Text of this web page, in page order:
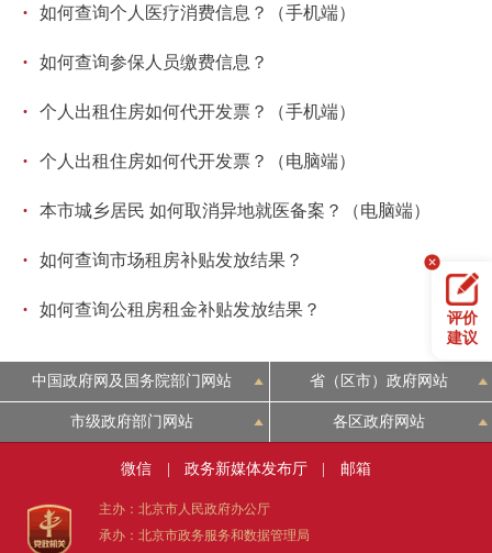
· 如何查询个人医疗消费信息？（手机端）
· 如何查询参保人员缴费信息？
· 个人出租住房如何代开发票？（手机端）
· 个人出租住房如何代开发票？（电脑端）
· 本市城乡居民 如何取消异地就医备案？（电脑端）
· 如何查询市场租房补贴发放结果？
· 如何查询公租房租金补贴发放结果？
评价
建议
中国政府网及国务院部门网站 省（区市）政府网站
市级政府部门网站 各区政府网站
微信 | 政务新媒体发布厅 | 邮箱
主办：北京市人民政府办公厅
承办：北京市政务服务和数据管理局